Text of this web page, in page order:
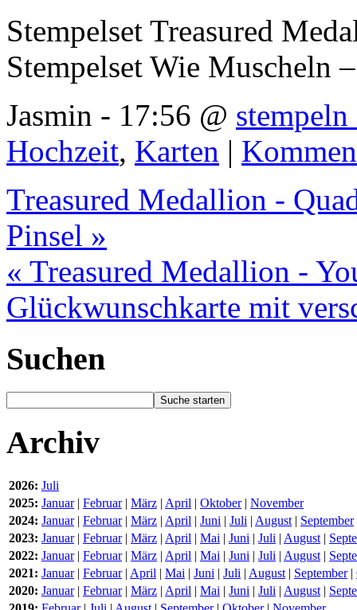
Stempelset Treasured
Stempelset Wie Muscheln
Jasmin - 17:56 @
Hochzeit, Karten |
Treasured Medallion -
Pinsel »
« Treasured Medallion -
Glückwunschkarte mit
Suchen
Archiv
2026: Juli
2025: Januar| Februar| März | April | Oktober| November
2024: Januar| Februar| März | April | Juni | Juli | August | September
2023: Januar| Februar| März | April | Mai | Juni | Juli | August |
2022: Januar| Februar| März | April | Mai | Juni | Juli | August |
2021: Januar| Februar| April | Mai | Juni | Juli | August | September|
2020: Januar| Februar| März | April | Mai | Juni | Juli | August |